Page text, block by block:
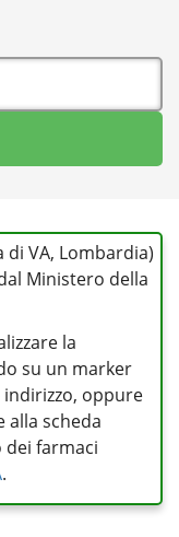
di VA, Lombardia)
Ministero della
la
su un marker
oppure
alla scheda
farmaci
.